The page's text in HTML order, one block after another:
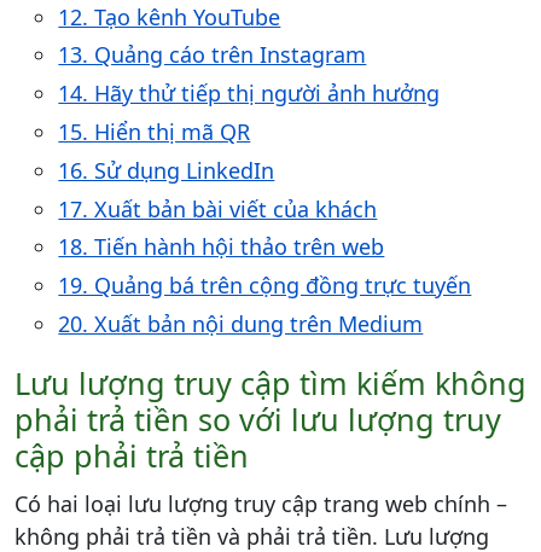
12. Tạo kênh YouTube
13. Quảng cáo trên Instagram
14. Hãy thử tiếp thị người ảnh hưởng
15. Hiển thị mã QR
16. Sử dụng LinkedIn
17. Xuất bản bài viết của khách
18. Tiến hành hội thảo trên web
19. Quảng bá trên cộng đồng trực tuyến
20. Xuất bản nội dung trên Medium
Lưu lượng truy cập tìm kiếm không
phải trả tiền so với lưu lượng truy
cập phải trả tiền
Có hai loại lưu lượng truy cập trang web chính –
không phải trả tiền và phải trả tiền. Lưu lượng